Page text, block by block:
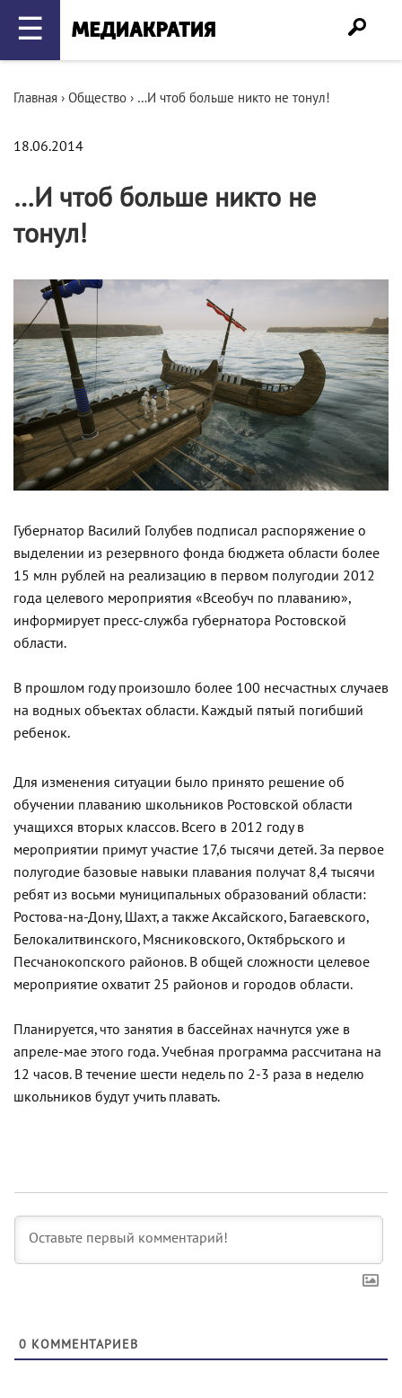
☰
Главная › Общество › …И чтоб больше никто не тонул!
18.06.2014
…И чтоб больше никто не
тонул!
Губернатор Василий Голубев подписал распоряжение о
выделении из резервного фонда бюджета области более
15 млн рублей на реализацию в первом полугодии 2012
года целевого мероприятия «Всеобуч по плаванию»,
информирует пресс-служба губернатора Ростовской
области.
В прошлом году произошло более 100 несчастных случаев
на водных объектах области. Каждый пятый погибший
ребенок.
Для изменения ситуации было принято решение об
обучении плаванию школьников Ростовской области
учащихся вторых классов. Всего в 2012 году в
мероприятии примут участие 17,6 тысячи детей. За первое
полугодие базовые навыки плавания получат 8,4 тысячи
ребят из восьми муниципальных образований области:
Ростова-на-Дону, Шахт, а также Аксайского, Багаевского,
Белокалитвинского, Мясниковского, Октябрьского и
Песчанокопского районов. В общей сложности целевое
мероприятие охватит 25 районов и городов области.
Планируется, что занятия в бассейнах начнутся уже в
апреле-мае этого года. Учебная программа рассчитана на
12 часов. В течение шести недель по 2-3 раза в неделю
школьников будут учить плавать.
0 КОММЕНТАРИЕВ